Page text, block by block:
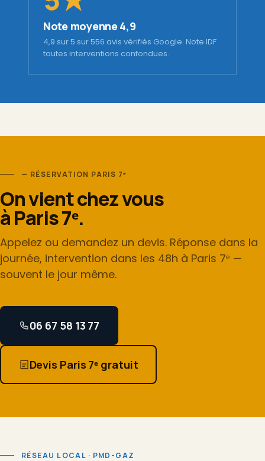
Note moyenne 4,9
4,9 sur 5 sur 556 avis vérifiés Google. Note IDF
toutes interventions confondues.
— RÉSERVATION PARIS 7ᵉ
On vient chez vous
à Paris 7ᵉ.
Appelez ou demandez un devis. Réponse dans la
journée, intervention dans les 48h à Paris 7ᵉ —
souvent le jour même.
06 67 58 13 77
Devis Paris 7ᵉ gratuit
RÉSEAU LOCAL · PMD-GAZ